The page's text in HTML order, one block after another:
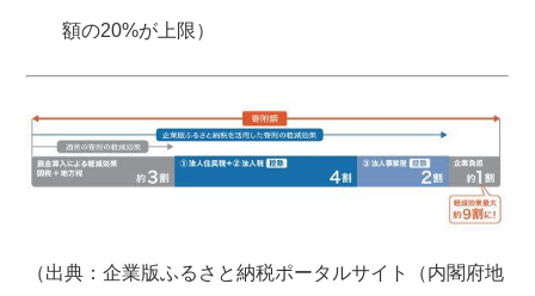
額の20%が上限）
（出典：企業版ふるさと納税ポータルサイト（内閣府地